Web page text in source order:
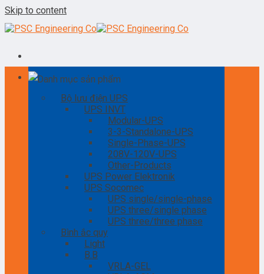
Skip to content
Danh mục sản phẩm
Bộ lưu điện UPS
UPS INVT
Modular-UPS
3-3-Standalone-UPS
Single-Phase-UPS
208V-120V-UPS
Other-Products
UPS Power Elektronik
UPS Socomec
UPS single/single-phase
UPS three/single phase
UPS three/three phase
Bình ắc quy
Light
B.B
VRLA-GEL